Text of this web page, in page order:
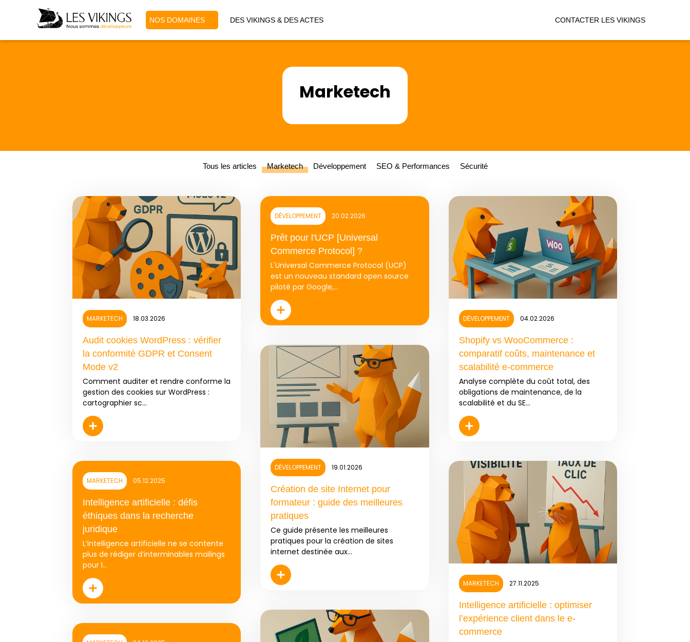
NOS DOMAINES DES VIKINGS & DES ACTES CONTACTER LES VIKINGS
Marketech
Tous les articles Marketech Développement SEO & Performances Sécurité
MARKETECH 18.03.2026
Audit cookies WordPress : vérifier
la conformité GDPR et Consent
Mode v2
Comment auditer et rendre conforme la
gestion des cookies sur WordPress :
cartographier sc...
DÉVELOPPEMENT 20.02.2026
Prêt pour l'UCP [Universal
Commerce Protocol] ?
L'Universal Commerce Protocol (UCP)
est un nouveau standard open source
piloté par Google,...
DÉVELOPPEMENT 04.02.2026
Shopify vs WooCommerce :
comparatif coûts, maintenance et
scalabilité e-commerce
Analyse complète du coût total, des
obligations de maintenance, de la
scalabilité et du SE...
DÉVELOPPEMENT 19.01.2026
Création de site Internet pour
formateur : guide des meilleures
pratiques
Ce guide présente les meilleures
pratiques pour la création de sites
internet destinée aux...
MARKETECH 05.12.2025
Intelligence artificielle : défis
éthiques dans la recherche
juridique
L’intelligence artificielle ne se contente
plus de rédiger d’interminables mailings
pour l...
MARKETECH 27.11.2025
Intelligence artificielle : optimiser
l’expérience client dans le e-
commerce